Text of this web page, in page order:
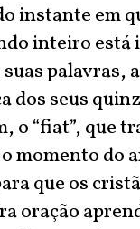
instante em
inteiro está
palavras,
dos seus
o “fiat”, que
momento do
que os
oração